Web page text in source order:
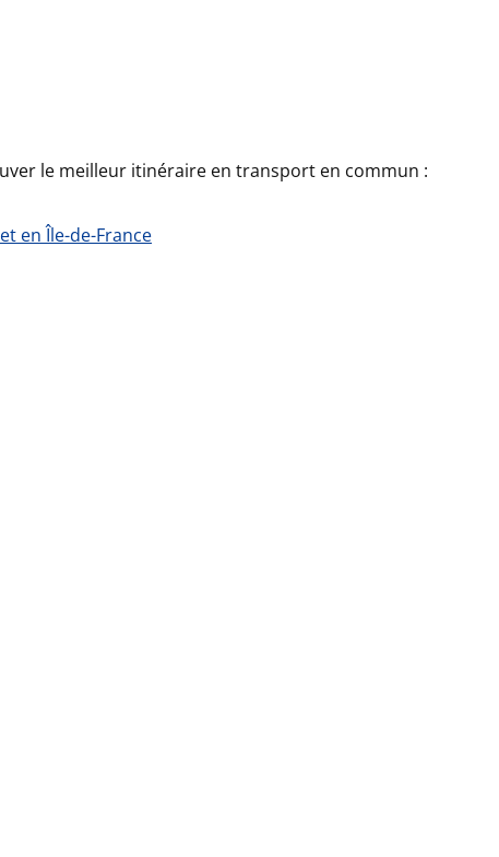
le meilleur itinéraire en transport en commun :
en Île-de-France